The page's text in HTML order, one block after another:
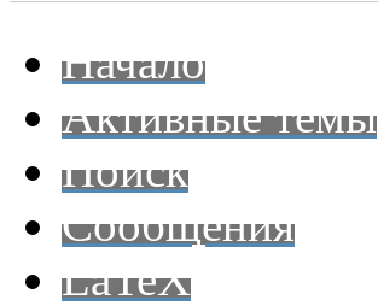
Начало
Активные темы
Поиск
Сообщения
LaTeX